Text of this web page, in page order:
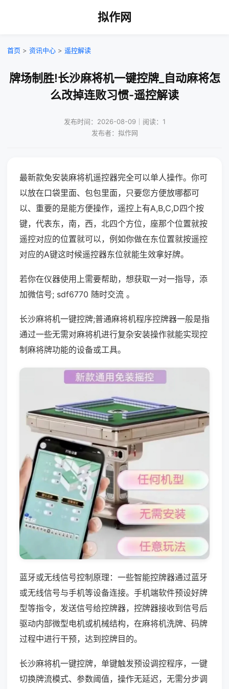
拟作网
首页 > 资讯中心 > 遥控解读
牌场制胜!长沙麻将机一键控牌_自动麻将怎
么改掉连败习惯-遥控解读
发布时间：2026-08-09｜阅读：1
发布者：拟作网
最新款免安装麻将机遥控器完全可以单人操作。你可
以放在口袋里面、包包里面，只要您方便放哪都可
以、重要的是能方便操作，遥控上有A,B,C,D四个按
键，代表东，南，西，北四个方位，座那个位置就按
遥控对应的位置就可以，例如你做在东位置就按遥控
对应的A键这时候遥控器东位就能生效拿好牌。
若你在仪器使用上需要帮助，想获取一对一指导，添
加微信号; sdf6770 随时交流 。
长沙麻将机一键控牌;普通麻将机程序控牌器一般是指
通过一些无需对麻将机进行复杂安装操作就能实现控
制麻将牌功能的设备或工具。
蓝牙或无线信号控制原理：一些智能控牌器通过蓝牙
或无线信号与手机等设备连接。手机端软件预设好牌
型等指令，发送信号给控牌器，控牌器接收到信号后
驱动内部微型电机或机械结构，在麻将机洗牌、码牌
过程中进行干预，达到控牌目的。
长沙麻将机一键控牌，单键触发预设调控程序，一键
切换牌流模式、参数阈值，操作无延迟，无需分步调